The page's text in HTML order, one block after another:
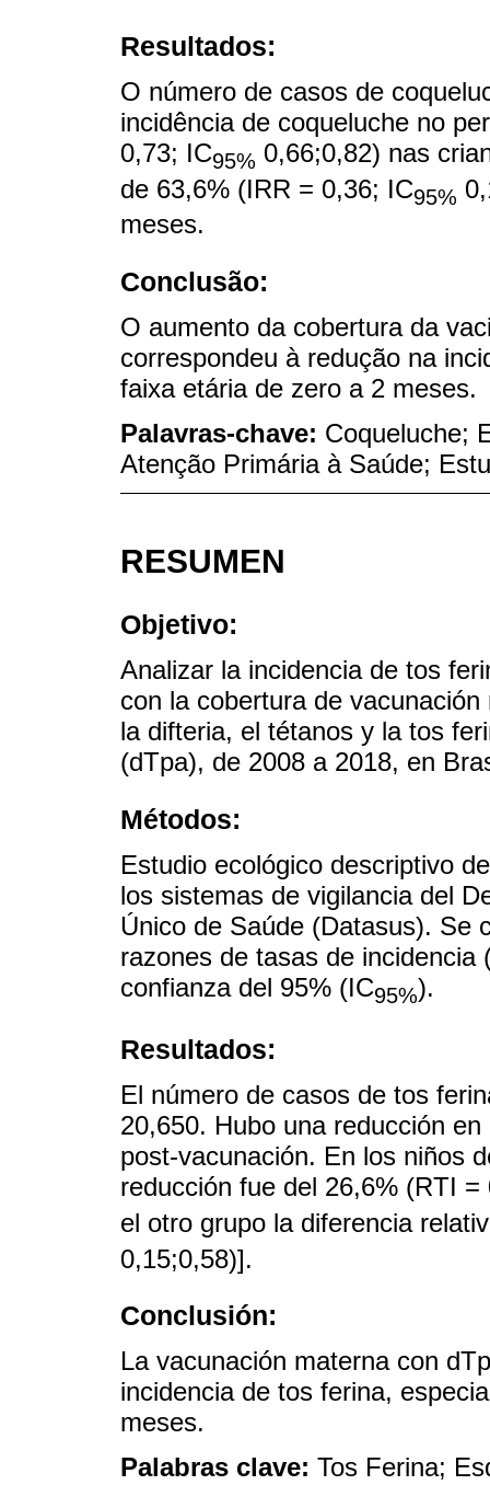
Resultados:
O número de casos de
incidência de coqueluche no
0,73; IC95% 0,66;0,82) nas
de 63,6% (IRR = 0,36; IC95%
meses.
Conclusão:
O aumento da cobertura da
correspondeu à redução na
faixa etária de zero a 2 meses.
Palavras-chave: Coqueluche;
Atenção Primária à Saúde;
RESUMEN
Objetivo:
Analizar la incidencia de tos
con la cobertura de
la difteria, el tétanos y la tos
(dTpa), de 2008 a 2018, en
Métodos:
Estudio ecológico descriptivo
los sistemas de vigilancia del
Único de Saúde (Datasus). Se
razones de tasas de
confianza del 95% (IC95%).
Resultados:
El número de casos de tos
20,650. Hubo una reducción
post-vacunación. En los niños
reducción fue del 26,6% (RTI =
el otro grupo la diferencia
0,15;0,58)].
Conclusión:
La vacunación materna con
incidencia de tos ferina,
meses.
Palabras clave: Tos Ferina;